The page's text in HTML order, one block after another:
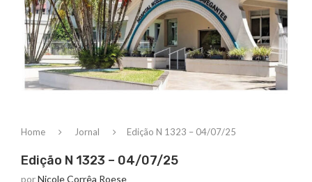
Home Jornal Edição N 1323 – 04/07/25
Edição N 1323 – 04/07/25
porNicole Corrêa Roese